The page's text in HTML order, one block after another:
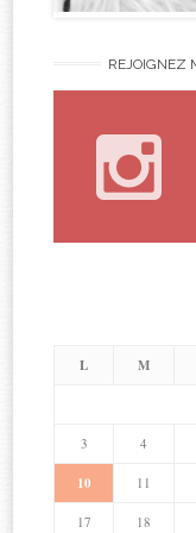
REJOIGNEZ
L M
3 4
10 11
17 18